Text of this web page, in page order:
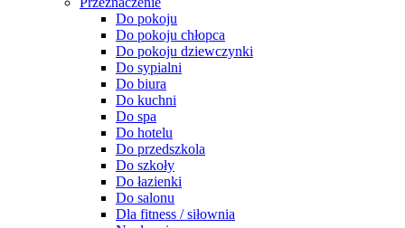
Do pokoju
Do pokoju chłopca
Do pokoju dziewczynki
Do sypialni
Do biura
Do kuchni
Do spa
Do hotelu
Do przedszkola
Do szkoły
Do łazienki
Do salonu
Dla fitness / siłownia